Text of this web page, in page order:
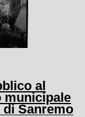
al
municipale
Sanremo